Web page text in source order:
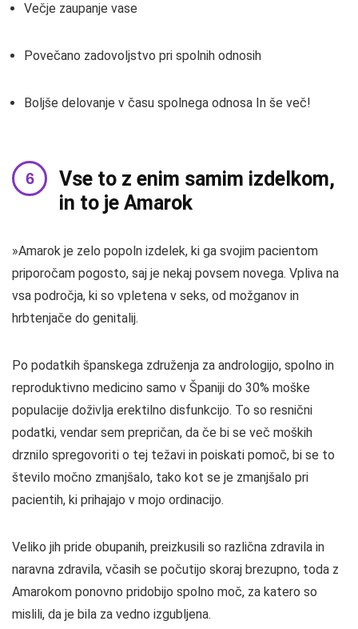
Večje zaupanje vase
Povečano zadovoljstvo pri spolnih odnosih
Boljše delovanje v času spolnega odnosa In še več!
Vse to z enim samim izdelkom,
in to je Amarok
»Amarok je zelo popoln izdelek, ki ga svojim pacientom
priporočam pogosto, saj je nekaj povsem novega. Vpliva na
vsa področja, ki so vpletena v seks, od možganov in
hrbtenjače do genitalij.
Po podatkih španskega združenja za andrologijo, spolno in
reproduktivno medicino samo v Španiji do 30% moške
populacije doživlja erektilno disfunkcijo. To so resnični
podatki, vendar sem prepričan, da če bi se več moških
drznilo spregovoriti o tej težavi in ​​poiskati pomoč, bi se to
število močno zmanjšalo, tako kot se je zmanjšalo pri
pacientih, ki prihajajo v mojo ordinacijo.
Veliko jih pride obupanih, preizkusili so različna zdravila in
naravna zdravila, včasih se počutijo skoraj brezupno, toda z
Amarokom ponovno pridobijo spolno moč, za katero so
mislili, da je bila za vedno izgubljena.